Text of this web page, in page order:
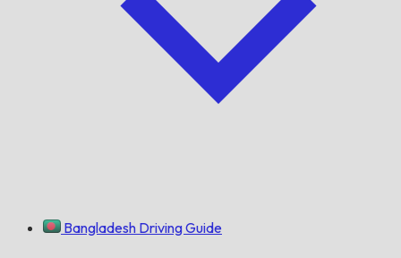
Bangladesh Driving Guide